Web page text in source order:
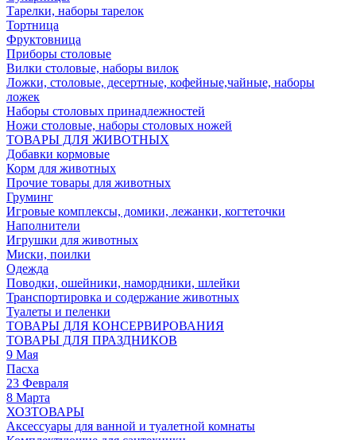
Тарелки, наборы тарелок
Тортница
Фруктовница
Приборы столовые
Вилки столовые, наборы вилок
Ложки, столовые, десертные, кофейные,чайные, наборы
ложек
Наборы столовых принадлежностей
Ножи столовые, наборы столовых ножей
ТОВАРЫ ДЛЯ ЖИВОТНЫХ
Добавки кормовые
Корм для животных
Прочие товары для животных
Груминг
Игровые комплексы, домики, лежанки, когтеточки
Наполнители
Игрушки для животных
Миски, поилки
Одежда
Поводки, ошейники, намордники, шлейки
Транспортировка и содержание животных
Туалеты и пеленки
ТОВАРЫ ДЛЯ КОНСЕРВИРОВАНИЯ
ТОВАРЫ ДЛЯ ПРАЗДНИКОВ
9 Мая
Пасха
23 Февраля
8 Марта
ХОЗТОВАРЫ
Аксессуары для ванной и туалетной комнаты